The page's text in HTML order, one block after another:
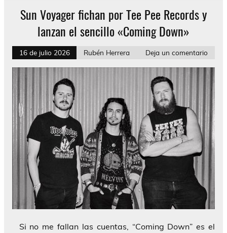
Sun Voyager fichan por Tee Pee Records y
lanzan el sencillo «Coming Down»
16 de julio 2026 Rubén Herrera Deja un comentario
Si no me fallan las cuentas, “Coming Down” es el